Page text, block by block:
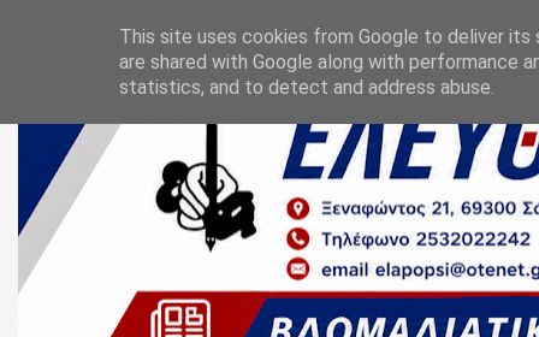
This site uses cookies from Google to deliver its
are shared with Google along with performance
statistics, and to detect and address abuse.